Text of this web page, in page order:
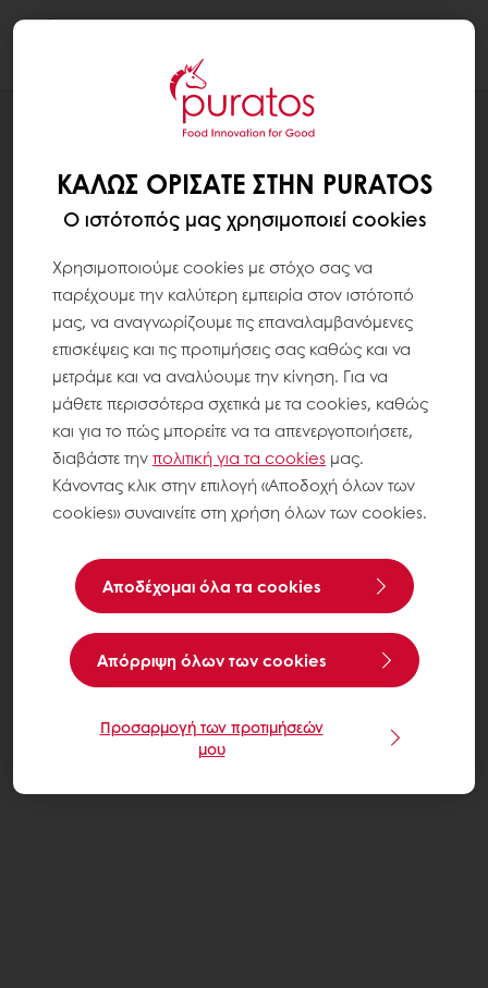
ΚΑΛΏΣ ΟΡΊΣΑΤΕ ΣΤΗΝ PURATOS
Ο ιστότοπός μας χρησιμοποιεί cookies
Χρησιμοποιούμε cookies με στόχο σας να
παρέχουμε την καλύτερη εμπειρία στον ιστότοπό
μας, να αναγνωρίζουμε τις επαναλαμβανόμενες
επισκέψεις και τις προτιμήσεις σας καθώς και να
μετράμε και να αναλύουμε την κίνηση. Για να
μάθετε περισσότερα σχετικά με τα cookies, καθώς
και για το πώς μπορείτε να τα απενεργοποιήσετε,
διαβάστε τηνπολιτική για τα cookies μας.
Κάνοντας κλικ στην επιλογή «Αποδοχή όλων των
cookies» συναινείτε στη χρήση όλων των cookies.
Αποδέχομαι όλα τα cookies
Aπόρριψη όλων των cookies
Προσαρμογή των προτιμήσεών
μου